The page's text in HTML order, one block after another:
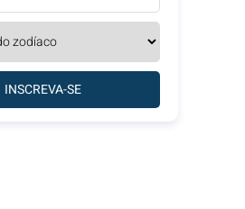
INSCREVA-SE